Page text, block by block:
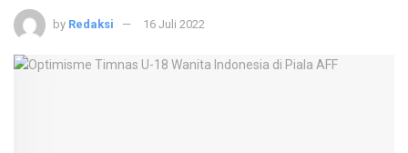
by Redaksi 16 Juli 2022